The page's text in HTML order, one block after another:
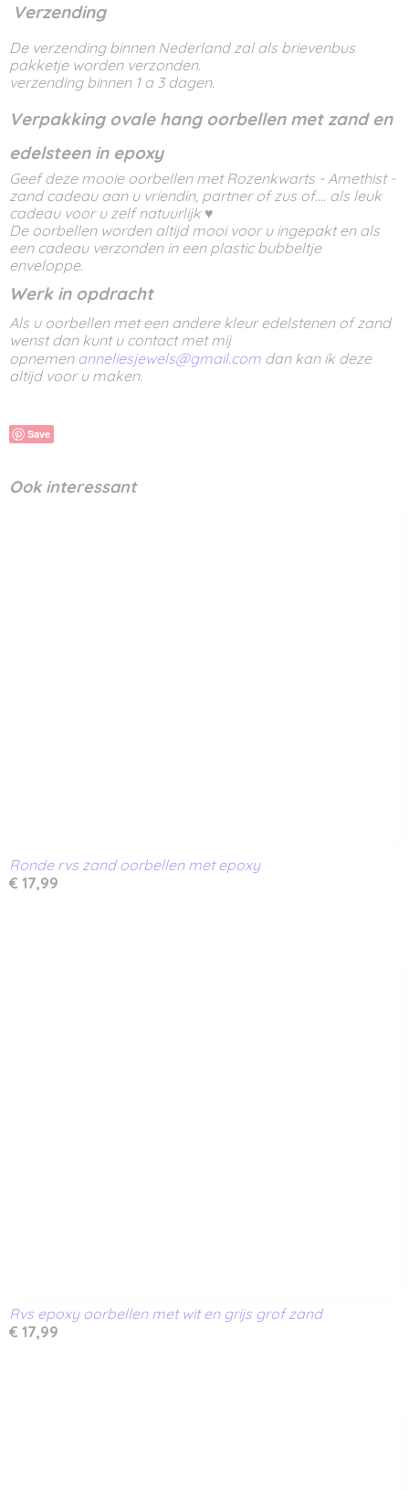
Verzending
De verzending binnen Nederland zal als brievenbus
pakketje worden verzonden.
verzending binnen 1 a 3 dagen.
Verpakking ovale hang oorbellen met zand en
edelsteen in epoxy
Geef deze mooie oorbellen met Rozenkwarts - Amethist -
zand cadeau aan u vriendin, partner of zus of.... als leuk
cadeau voor u zelf natuurlijk ♥
De oorbellen worden altijd mooi voor u ingepakt en als
een cadeau verzonden in een plastic bubbeltje
enveloppe.
Werk in opdracht
Als u oorbellen met een andere kleur edelstenen of zand
wenst dan kunt u contact met mij
opnemen anneliesjewels@gmail.com dan kan ik deze
altijd voor u maken.
Save
Ook interessant
Ronde rvs zand oorbellen met epoxy
€ 17,99
Rvs epoxy oorbellen met wit en grijs grof zand
€ 17,99